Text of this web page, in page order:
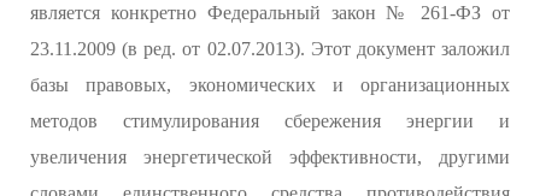
является конкретно Федеральный закон № 261-ФЗ от
23.11.2009 (в ред. от 02.07.2013). Этот документ заложил
базы правовых, экономических и организационных
методов стимулирования сбережения энергии и
увеличения энергетической эффективности, другими